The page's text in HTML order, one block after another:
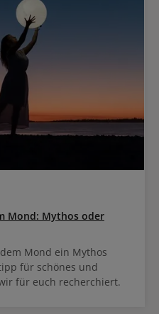
Mond: Mythos oder
Mond ein Mythos
für schönes und
für euch recherchiert.